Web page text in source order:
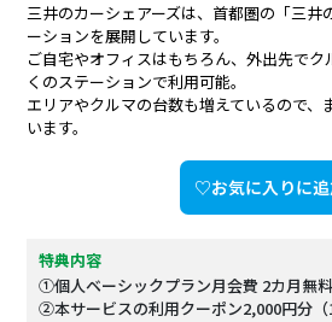
三井のカーシェアーズは、首都圏の「三井
ーションを展開しています。
ご自宅やオフィスはもちろん、外出先で
くのステーションで利用可能。
エリアやクルマの台数も増えているので、
います。
♡お気に入りに追
特典内容
①個人ベーシックプラン月会費 2カ月無料
②本サービスの利用クーポン2,000円分（